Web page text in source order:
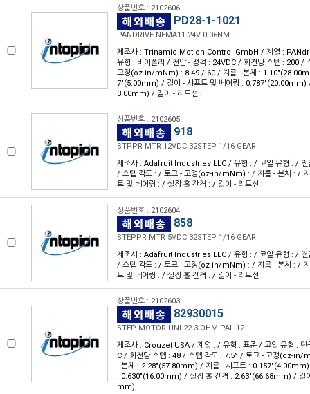
상품번호 : 2102606
PD28-1-1021
PANDRIVE NEMA11 24V 0.06NM
제조사 : Trinamic Motion Control GmbH / 계열 :
유형 : 바이폴라 / 전압 - 정격 : 24VDC / 회전당 스텝 : 200 /
고정(oz-in/mNm) : 8.49 / 60 / 지름 - 본체 :
7"(5.00mm) / 길이 - 샤프트 및 베어링 : 0.787"(20.00mm)
3.00mm) / 길이 - 리드선 :
상품번호 : 2102605
918
STPPR MTR 12VDC 32STEP 1/16 GEAR
제조사 : Adafruit Industries LLC / 유형 : / 코일 유형 : / 전
/ 스텝 각도 : / 토크 - 고정(oz-in/mNm) : / 지름 - 본체 : / 지
트 및 베어링 : / 실장 홀 간격 : / 길이 - 리드선 :
상품번호 : 2102604
858
STEPPR MTR 5VDC 32STEP 1/16 GEAR
제조사 : Adafruit Industries LLC / 유형 : / 코일 유형 : / 전
/ 스텝 각도 : / 토크 - 고정(oz-in/mNm) : / 지름 - 본체 : / 지
트 및 베어링 : / 실장 홀 간격 : / 길이 - 리드선 :
상품번호 : 2102603
82930015
STEP MOTOR UNI 22.3 OHM PAL 12
제조사 : Crouzet USA / 계열 : / 유형 : 표준 / 코일 유형 : 단
C / 회전당 스텝 : 48 / 스텝 각도 : 7.5° / 토크 - 고정(oz-
- 본체 : 2.28"(57.80mm) / 지름 - 샤프트 : 0.157"(4.00mm)
: 0.630"(16.00mm) / 실장 홀 간격 : 2.63"(66.68mm) / 길
mm)